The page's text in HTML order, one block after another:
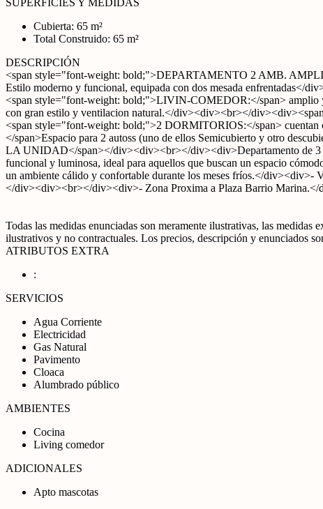
SUPERFICIES Y MEDIDAS
Cubierta: 65 m²
Total Construido: 65 m²
DESCRIPCIÓN
<span style="font-weight: bold;">DEPARTAMENTO 2 AMB.
Estilo moderno y funcional, equipada con dos mesada enfrentadas</
<span style="font-weight: bold;">LIVIN-COMEDOR:</span>
con gran estilo y ventilacion natural.</div><div><br></
<span style="font-weight: bold;">2 DORMITORIOS:</span>
</span>Espacio para 2 autoss (uno de ellos Semicubierto y otro
LA UNIDAD</span></div><div><br></div><div>Departamento de 3
funcional y luminosa, ideal para aquellos que buscan un espacio
un ambiente cálido y confortable durante los meses fríos.</
</div><div><br></div><div>- Zona Proxima a Plaza Barrio
Todas las medidas enunciadas son meramente ilustrativas, las medidas
ilustrativos y no contractuales. Los precios, descripción y enunciados
ATRIBUTOS EXTRA
:
SERVICIOS
Agua Corriente
Electricidad
Gas Natural
Pavimento
Cloaca
Alumbrado público
AMBIENTES
Cocina
Living comedor
ADICIONALES
Apto mascotas